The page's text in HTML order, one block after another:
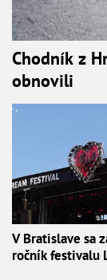
Chodník z
obnovili
V Bratislave sa
ročník festivalu